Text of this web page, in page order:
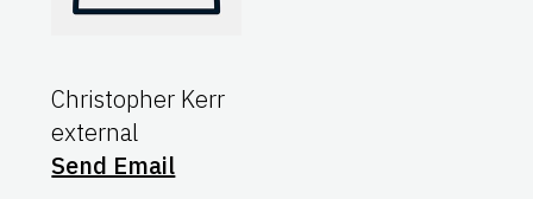
Christopher Kerr
external
Send Email